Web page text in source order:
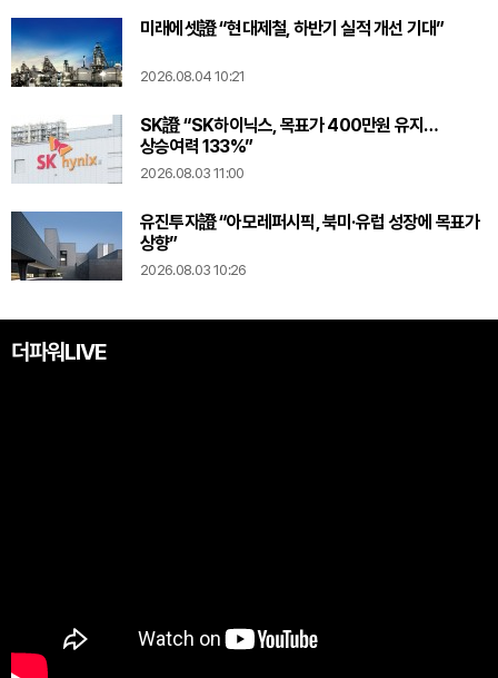
미래에셋證 “현대제철, 하반기 실적 개선 기대”
2026.08.04 10:21
SK證 “SK하이닉스, 목표가 400만원 유지…
상승여력 133%”
2026.08.03 11:00
유진투자證 “아모레퍼시픽, 북미·유럽 성장에 목표가
상향”
2026.08.03 10:26
더파워LIVE